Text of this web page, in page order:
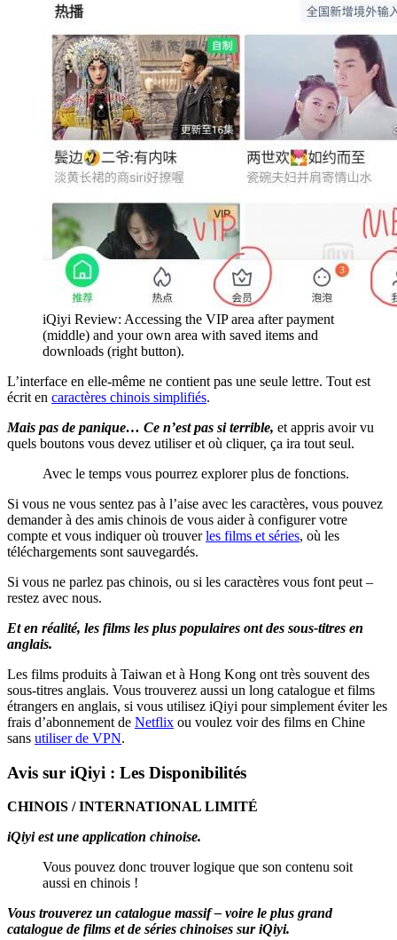
iQiyi Review: Accessing the VIP area after payment
(middle) and your own area with saved items and
downloads (right button).
L’interface en elle-même ne contient pas une seule lettre. Tout est
écrit en caractères chinois simplifiés.
Mais pas de panique… Ce n’est pas si terrible, et appris avoir vu
quels boutons vous devez utiliser et où cliquer, ça ira tout seul.
Avec le temps vous pourrez explorer plus de fonctions.
Si vous ne vous sentez pas à l’aise avec les caractères, vous pouvez
demander à des amis chinois de vous aider à configurer votre
compte et vous indiquer où trouverles films et séries, où les
téléchargements sont sauvegardés.
Si vous ne parlez pas chinois, ou si les caractères vous font peut –
restez avec nous.
Et en réalité, les films les plus populaires ont des sous-titres en
anglais.
Les films produits à Taiwan et à Hong Kong ont très souvent des
sous-titres anglais. Vous trouverez aussi un long catalogue et films
étrangers en anglais, si vous utilisez iQiyi pour simplement éviter les
frais d’abonnement de Netflix ou voulez voir des films en Chine
sans utiliser de VPN.
Avis sur iQiyi : Les Disponibilités
CHINOIS / INTERNATIONAL LIMITÉ
iQiyi est une application chinoise.
Vous pouvez donc trouver logique que son contenu soit
aussi en chinois !
Vous trouverez un catalogue massif – voire le plus grand
catalogue de films et de séries chinoises sur iQiyi.